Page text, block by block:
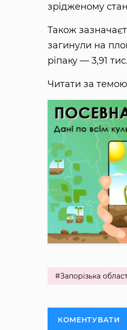
зрідженому
Також
загинули на
ріпаку — 3,91
Читати за
#Запорізька
КОМЕНТУВАТИ